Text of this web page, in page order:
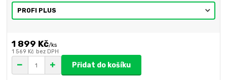
1 899 Kč/ks
1 569 Kč bez DPH
Přidat do košíku